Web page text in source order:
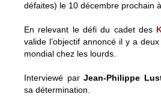
défaites) le 10 décembre prochain
En relevant le défi du cadet des
valide l’objectif annoncé il y a
mondial chez les lourds.
Interviewé parJean-Philippe
sa détermination.